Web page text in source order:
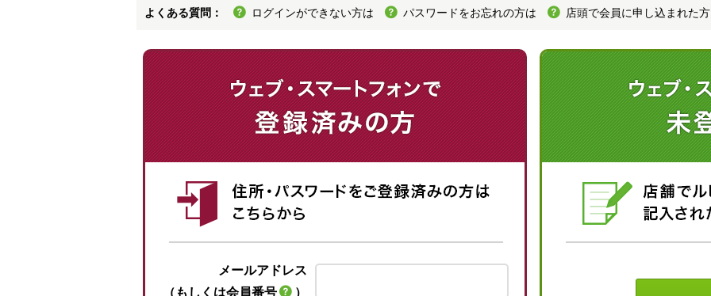
よくある質問： ログインができない方は パスワードをお忘れの方は 店頭で会員に申し込まれた
メールアドレス
（もしくは会員番号
）